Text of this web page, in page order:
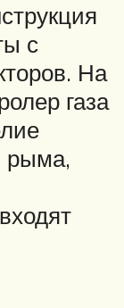
с
На
газа
рыма,